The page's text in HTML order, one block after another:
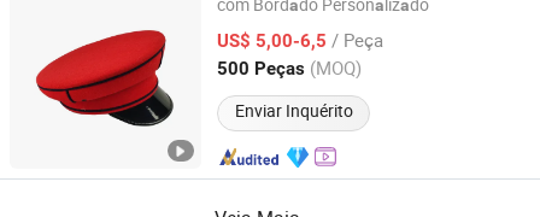
a a a
US$ 5,00-6,5 / Peça
500 Peças (MOQ)
Enviar Inquérito
YANGZHOU S-YOU INTERNATIONAL INC.
Jiangsu, China Desde 2020